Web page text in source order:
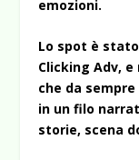
emozioni.
Lo spot è
Clicking Adv,
che da
in un filo
storie, scena